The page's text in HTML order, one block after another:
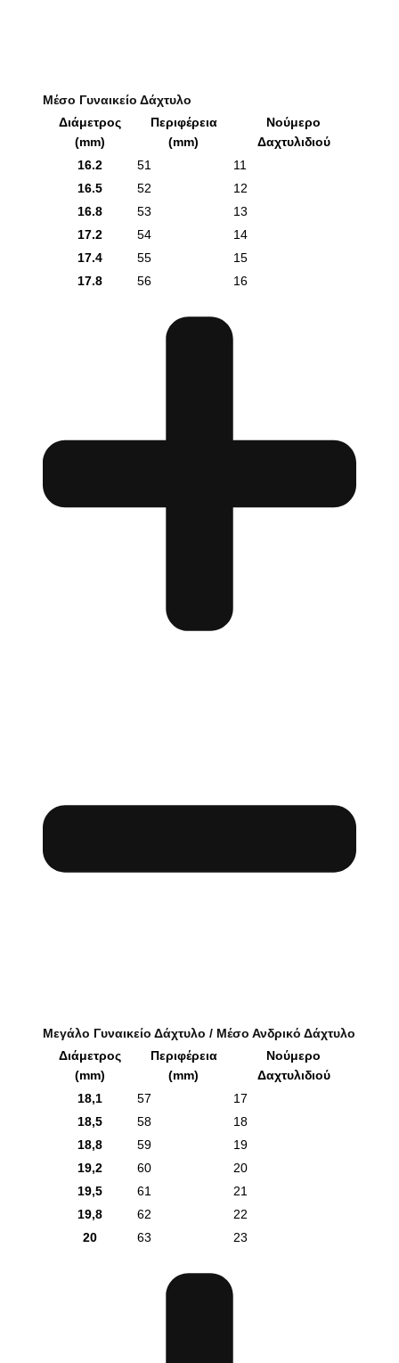
Μέσο Γυναικείο Δάχτυλο
Διάμετρος
(mm)
Περιφέρεια
(mm)
Νούμερο
Δαχτυλιδιού
16.2
51
11
16.5
52
12
16.8
53
13
17.2
54
14
17.4
55
15
17.8
56 16
Μεγάλο Γυναικείο Δάχτυλο / Μέσο Ανδρικό Δάχτυλο
Διάμετρος
(mm)
Περιφέρεια
(mm)
Νούμερο
Δαχτυλιδιού
18,1
57
17
18,5
58
18
18,8
59
19
19,2
60
20
19,5
61
21
19,8
62
22
20
63 23